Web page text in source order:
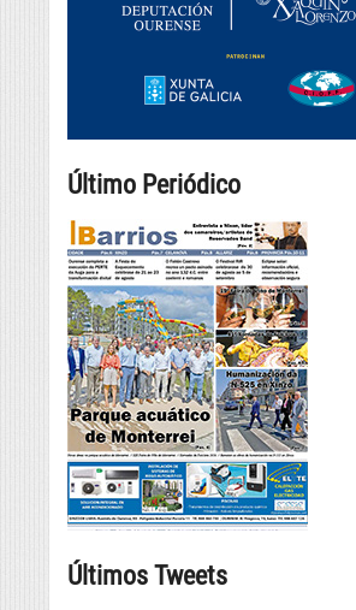
Último Periódico
Últimos Tweets